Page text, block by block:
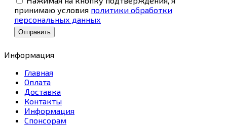
принимаю условия политики обработки
персональных данных
Информация
Главная
Оплата
Доставка
Контакты
Информация
Спонсорам